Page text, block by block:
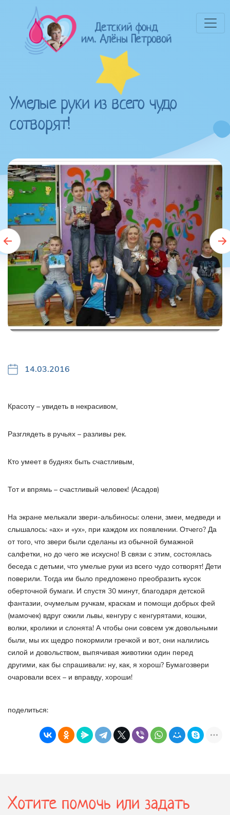
Умелые руки из всего чудо
сотворят!
14.03.2016
Красоту – увидеть в некрасивом,
Разглядеть в ручьях – разливы рек.
Кто умеет в буднях быть счастливым,
Тот и впрямь – счастливый человек! (Асадов)
На экране мелькали звери-альбиносы: олени, змеи, медведи и
слышалось: «ах» и «ух», при каждом их появлении. Отчего? Да
от того, что звери были сделаны из обычной бумажной
салфетки, но до чего же искусно! В связи с этим, состоялась
беседа с детьми, что умелые руки из всего чудо сотворят! Дети
поверили. Тогда им было предложено преобразить кусок
оберточной бумаги. И спустя 30 минут, благодаря детской
фантазии, очумелым ручкам, краскам и помощи добрых фей
(мамочек) вдруг ожили львы, кенгуру с кенгурятами, кошки,
волки, кролики и слонята! А чтобы они совсем уж довольными
были, мы их щедро покормили гречкой и вот, они налились
силой и довольством, выпячивая животики один перед
другими, как бы спрашивали: ну, как, я хорош? Бумагозвери
очаровали всех – и вправду, хороши!
поделиться:
Хотите помочь или задать